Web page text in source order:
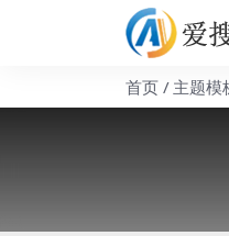
首页 主题模